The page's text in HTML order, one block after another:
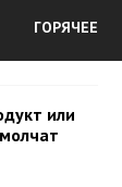
ГОРЯЧЕЕ
или